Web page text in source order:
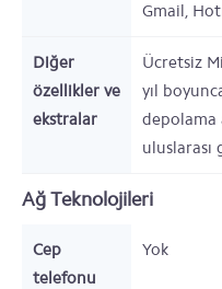
Gmail,
Diğer
özellikler ve
ekstralar
Ücretsiz
yıl
depolama
uluslarası
Ağ Teknolojileri
Cep
telefonu
Yok